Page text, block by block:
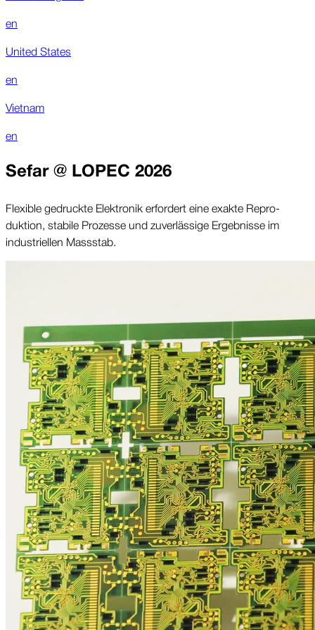
en
United States
en
Vietnam
en
Sefar @ LOPEC 2026
Flexible ge­druckte Elektro­nik erfor­dert eine exakte Repro­
duktion, stabile Prozesse und zuver­lässige Ergeb­nisse im
indus­triellen Massstab.